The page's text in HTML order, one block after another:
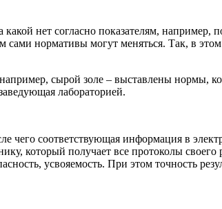
нет согласно показателям,
сами нормативы могут меняться. Так, в
сырой золе – выставлены нормы,
лабораторией.
чего соответствующая информация в
который получает все протоколы
усвояемость. При этом точность